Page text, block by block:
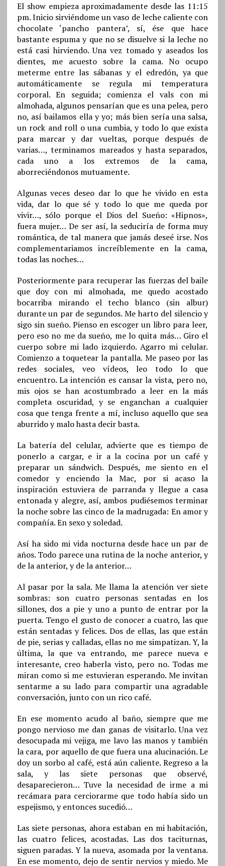
El show empieza aproximadamente desde las 11:15
pm. Inicio sirviéndome un vaso de leche caliente con
chocolate ‘pancho pantera’, sí, ése que hace
bastante espuma y que no se disuelve si la leche no
está casi hirviendo. Una vez tomado y aseados los
dientes, me acuesto sobre la cama. No ocupo
meterme entre las sábanas y el edredón, ya que
automáticamente se regula mi temperatura
corporal. En seguida; comienza el vals con mi
almohada, algunos pensarían que es una pelea, pero
no, así bailamos ella y yo; más bien sería una salsa,
un rock and roll o una cumbia, y todo lo que exista
para marcar y dar vueltas, porque después de
varias…, terminamos mareados y hasta separados,
cada uno a los extremos de la cama,
aborreciéndonos mutuamente.
Algunas veces deseo dar lo que he vivido en esta
vida, dar lo que sé y todo lo que me queda por
vivir…, sólo porque el Dios del Sueño: «Hipnos»,
fuera mujer… De ser así, la seduciría de forma muy
romántica, de tal manera que jamás deseé irse. Nos
complementariamos increíblemente en la cama,
todas las noches…
Posteriormente para recuperar las fuerzas del baile
que doy con mi almohada, me quedo acostado
bocarriba mirando el techo blanco (sin albur)
durante un par de segundos. Me harto del silencio y
sigo sin sueño. Pienso en escoger un libro para leer,
pero eso no me da sueño, me lo quita más… Giro el
cuerpo sobre mi lado izquierdo. Agarro mi celular.
Comienzo a toquetear la pantalla. Me paseo por las
redes sociales, veo vídeos, leo todo lo que
encuentro. La intención es cansar la vista, pero no,
mis ojos se han acostumbrado a leer en la más
completa oscuridad, y se enganchan a cualquier
cosa que tenga frente a mí, incluso aquello que sea
aburrido y malo hasta decir basta.
La batería del celular, advierte que es tiempo de
ponerlo a cargar, e ir a la cocina por un café y
preparar un sándwich. Después, me siento en el
comedor y enciendo la Mac, por si acaso la
inspiración estuviera de parranda y llegue a casa
entonada y alegre, así, ambos pudiésemos terminar
la noche sobre las cinco de la madrugada: En amor y
compañía. En sexo y soledad.
Así ha sido mi vida nocturna desde hace un par de
años. Todo parece una rutina de la noche anterior, y
de la anterior, y de la anterior…
Al pasar por la sala. Me llama la atención ver siete
sombras: son cuatro personas sentadas en los
sillones, dos a pie y uno a punto de entrar por la
puerta. Tengo el gusto de conocer a cuatro, las que
están sentadas y felices. Dos de ellas, las que están
de pie, serias y calladas, ellas no me simpatizan. Y, la
última, la que va entrando, me parece nueva e
interesante, creo haberla visto, pero no. Todas me
miran como si me estuvieran esperando. Me invitan
sentarme a su lado para compartir una agradable
conversación, junto con un rico café.
En ese momento acudo al baño, siempre que me
pongo nervioso me dan ganas de visitarlo. Una vez
desocupada mi vejiga, me lavo las manos y también
la cara, por aquello de que fuera una alucinación. Le
doy un sorbo al café, está aún caliente. Regreso a la
sala, y las siete personas que observé,
desaparecieron… Tuve la necesidad de irme a mi
recámara para cerciorarme que todo había sido un
espejismo, y entonces sucedió…
Las siete personas, ahora estaban en mi habitación,
las cuatro felices, acostadas. Las dos taciturnas,
siguen paradas. Y la nueva, asomada por la ventana.
En ese momento, dejo de sentir nervios y miedo. Me